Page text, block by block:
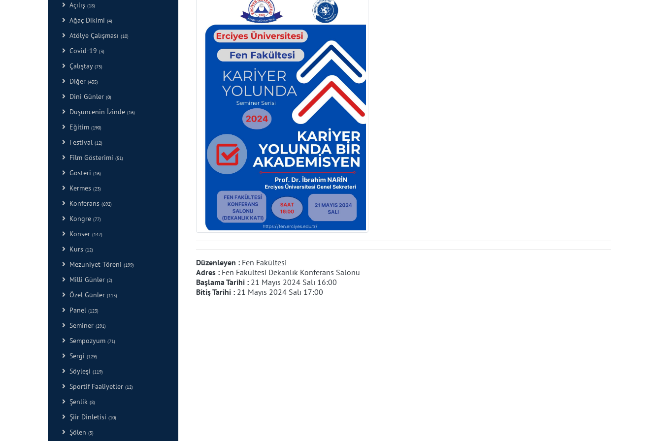
Açılış (18)
Ağaç Dikimi (4)
Atölye Çalışması (10)
Covid-19 (3)
Çalıştay (75)
Diğer (435)
Dini Günler (0)
Düşüncenin İzinde (16)
Eğitim (190)
Festival (12)
Film Gösterimi (51)
Gösteri (16)
Kermes (23)
Konferans (692)
Kongre (77)
Konser (147)
Kurs (12)
Mezuniyet Töreni (199)
Milli Günler (2)
Özel Günler (115)
Panel (123)
Seminer (291)
Sempozyum (71)
Sergi (129)
Söyleşi (119)
Sportif Faaliyetler (12)
Şenlik (8)
Şiir Dinletisi (10)
Şölen (5)
Düzenleyen : Fen Fakültesi
Adres : Fen Fakültesi Dekanlık Konferans Salonu
Başlama Tarihi : 21 Mayıs 2024 Salı 16:00
Bitiş Tarihi : 21 Mayıs 2024 Salı 17:00